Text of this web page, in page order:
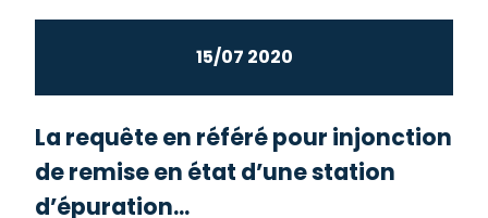
15/07 2020
La requête en référé pour injonction
de remise en état d’une station
d’épuration...